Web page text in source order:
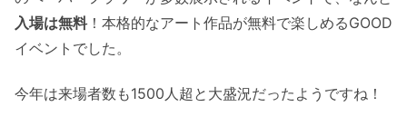
入場は無料！本格的なアート作品が無料で楽しめるGOOD
イベントでした。
今年は来場者数も1500人超と大盛況だったようですね！